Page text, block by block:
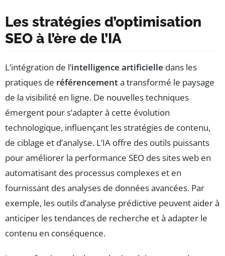
Les stratégies d’optimisation
SEO à l’ère de l’IA
L’intégration de l’intelligence artificielle dans les
pratiques de référencementa transformé le paysage
de la visibilité en ligne. De nouvelles techniques
émergent pour s’adapter à cette évolution
technologique, influençant les stratégies de contenu,
de ciblage et d’analyse. L’IA offre des outils puissants
pour améliorer la performance SEO des sites web en
automatisant des processus complexes et en
fournissant des analyses de données avancées. Par
exemple, les outils d’analyse prédictive peuvent aider à
anticiper les tendances de recherche et à adapter le
contenu en conséquence.